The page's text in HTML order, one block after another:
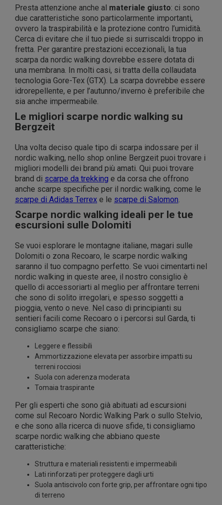
Presta attenzione anche al materiale giusto: ci sono
due caratteristiche sono particolarmente importanti,
ovvero la traspirabilità e la protezione contro l’umidità.
Cerca di evitare che il tuo piede si surriscaldi troppo in
fretta. Per garantire prestazioni eccezionali, la tua
scarpa da nordic walking dovrebbe essere dotata di
una membrana. In molti casi, si tratta della collaudata
tecnologia Gore-Tex (GTX). La scarpa dovrebbe essere
idrorepellente, e per l’autunno/inverno è preferibile che
sia anche impermeabile.
Le migliori scarpe nordic walking su
Bergzeit
Una volta deciso quale tipo di scarpa indossare per il
nordic walking, nello shop online Bergzeit puoi trovare i
migliori modelli dei brand più amati. Qui puoi trovare
brand di scarpe da trekking e da corsa che offrono
anche scarpe specifiche per il nordic walking, come le
scarpe di Adidas Terrex e le scarpe di Salomon.
Scarpe nordic walking ideali per le tue
escursioni sulle Dolomiti
Se vuoi esplorare le montagne italiane, magari sulle
Dolomiti o zona Recoaro, le scarpe nordic walking
saranno il tuo compagno perfetto. Se vuoi cimentarti nel
nordic walking in queste aree, il nostro consiglio è
quello di accessoriarti al meglio per affrontare terreni
che sono di solito irregolari, e spesso soggetti a
pioggia, vento o neve. Nel caso di principianti su
sentieri facili come Recoaro o i percorsi sul Garda, ti
consigliamo scarpe che siano:
Leggere e flessibili
Ammortizzazione elevata per assorbire impatti su
terreni rocciosi
Suola con aderenza moderata
Tomaia traspirante
Per gli esperti che sono già abituati ad escursioni
come sul Recoaro Nordic Walking Park o sullo Stelvio,
e che sono alla ricerca di nuove sfide, ti consigliamo
scarpe nordic walking che abbiano queste
caratteristiche:
Struttura e materiali resistenti e impermeabili
Lati rinforzati per proteggere dagli urti
Suola antiscivolo con forte grip, per affrontare ogni tipo
di terreno